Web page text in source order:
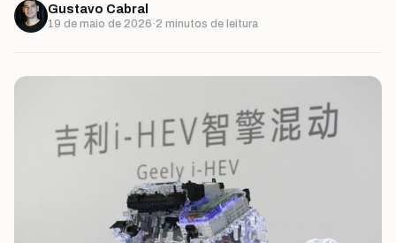
Gustavo Cabral
19 de maio de 2026·2 minutos de leitura